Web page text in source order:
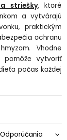
striešky, ktoré
a vytvárajú
praktickým
ochranu
Vhodne
pomôže vytvoriť
počas každej